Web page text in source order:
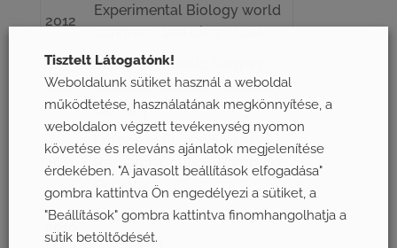
2012
Experimental Biology world
congress, San Diego, USA
2012
European Plastic Surgery
Research Council, Hamburg,
Gemany
2011
European Plastic Surgery
Research Council, Hamburg,
Gemany
Breast Cancer Conference,
Milan, Italy
Tisztelt Látogatónk!
Weboldalunk sütiket használ a weboldal
működtetése, használatának megkönnyítése, a
weboldalon végzett tevékenység nyomon
követése és releváns ajánlatok megjelenítése
érdekében. "A javasolt beállítások elfogadása"
gombra kattintva Ön engedélyezi a sütiket, a
"Beállítások" gombra kattintva finomhangolhatja a
sütik betöltődését.